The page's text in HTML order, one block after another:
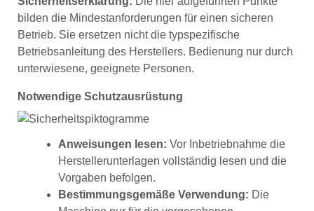
bilden die Mindestanforderungen für einen sicheren
Betrieb. Sie ersetzen nicht die typspezifische
Betriebsanleitung des Herstellers. Bedienung nur durch
unterwiesene, geeignete Personen.
Notwendige Schutzausrüstung
Anweisungen lesen: Vor Inbetriebnahme die
Herstellerunterlagen vollständig lesen und die
Vorgaben befolgen.
Bestimmungsgemäße Verwendung: Die